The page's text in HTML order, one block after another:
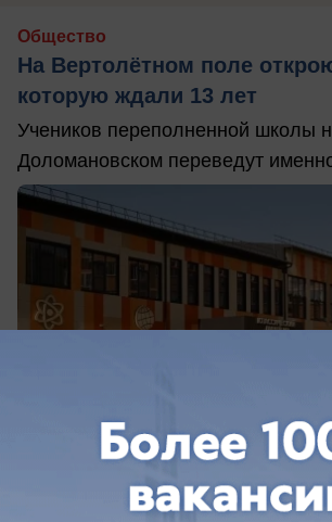
Общество
На Вертолётном поле
которую ждали 13 лет
Учеников переполненной школы
Доломановском переведут